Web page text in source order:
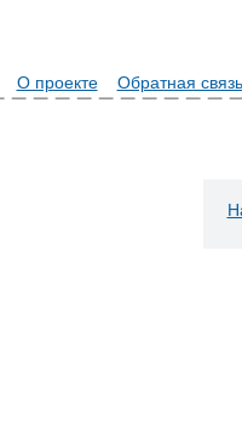
О проекте Обратная связь